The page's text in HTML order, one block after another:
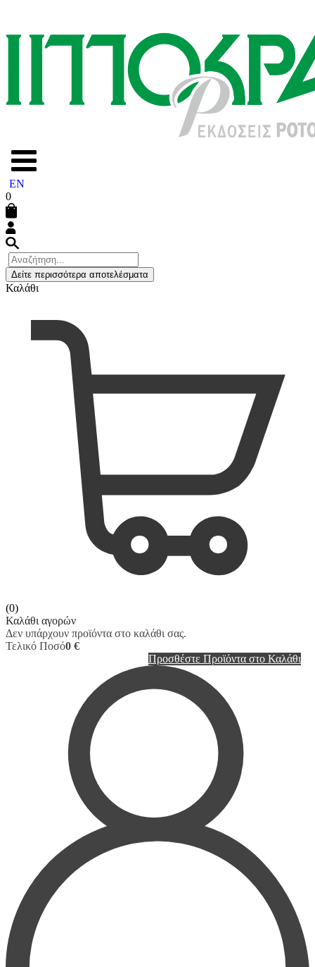
EN
0
Δείτε περισσότερα αποτελέσματα
Καλάθι
(0)
Καλάθι αγορών
Δεν υπάρχουν προϊόντα στο καλάθι σας.
Τελικό Ποσό0 €
Προσθέστε Προϊόντα στο Καλάθι